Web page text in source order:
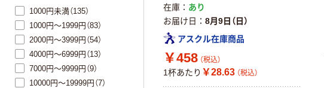
在庫
あり
お届け日
8月9日（日）
アスクル在庫商品
￥458 （税込）
1杯あたり ￥28.63 （税込）
1000円未満（135）
1000円～1999円（83）
2000円～3999円（54）
4000円～6999円（13）
7000円～9999円（9）
10000円～19999円（7）